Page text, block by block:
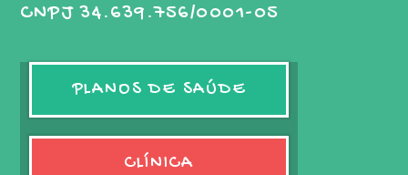
CNPJ 34.639.756/0001-05
PLANOS DE SAÚDE
CLÍNICA